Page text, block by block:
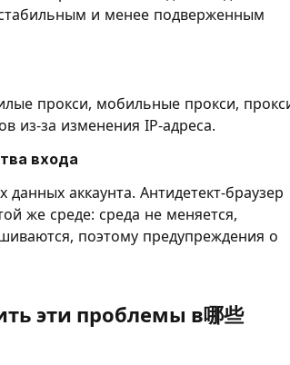
и менее подверженным
прокси, мобильные прокси,
из-за изменения IP-адреса.
входа
аккаунта. Антидетект-браузер
же среде: среда не меняется,
поэтому предупреждения о
эти проблемы в哪些